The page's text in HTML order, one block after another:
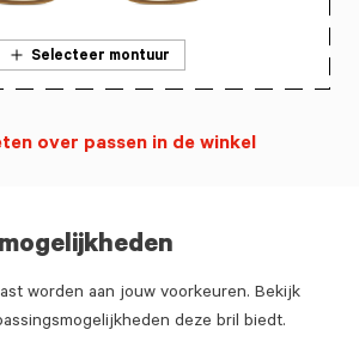
worden aan jouw voorkeuren. Bekijk
deze bril biedt.
Selecteer montuur
over passen in de winkel